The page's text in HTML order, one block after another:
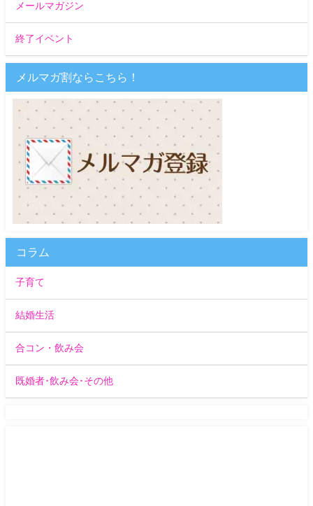
メールマガジン
終了イベント
メルマガ割ならこちら！
コラム
子育て
結婚生活
合コン・飲み会
既婚者･飲み会･その他